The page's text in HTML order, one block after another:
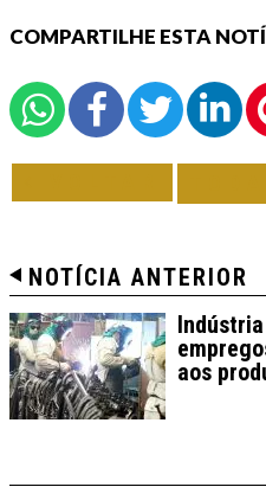
COMPARTILHE ESTA
NOTÍCIA ANTERIOR
aos